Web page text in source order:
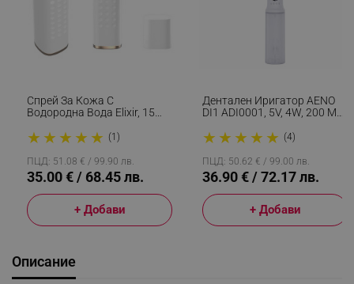
Спрей За Кожа С
Водородна Вода Elixir, 15
Ефект, Антиоксидантно
Действие, Бял
★ ★ ★ ★ ★ (1)
ПЦД: 51.08 € / 99.90 лв.
35.00 € / 68.45 лв.
+ Добави
Дентален Иригатор AENO
DI1 ADI0001, 5V, 4W, 200 Мл,
Почистване, 4 Накрайника,
Бял
★ ★ ★ ★ ★ (4)
ПЦД: 50.62 € / 99.00 лв.
36.90 € / 72.17 лв.
+ Добави
Описание